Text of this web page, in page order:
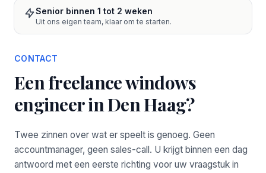
Senior binnen 1 tot 2 weken
Uit ons eigen team, klaar om te starten.
CONTACT
Een freelance windows
engineer in Den Haag?
Twee zinnen over wat er speelt is genoeg. Geen
accountmanager, geen sales-call. U krijgt binnen een dag
antwoord met een eerste richting voor uw vraagstuk in